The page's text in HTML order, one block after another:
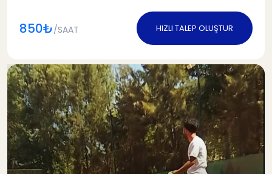
850₺/SAAT HIZLI TALEP OLUŞTUR